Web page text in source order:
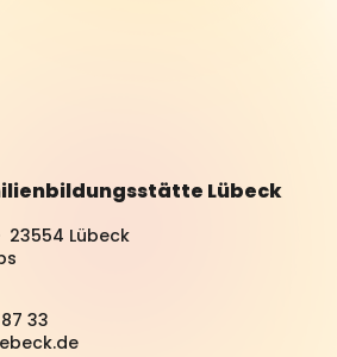
Lübeck
Lübeck
33